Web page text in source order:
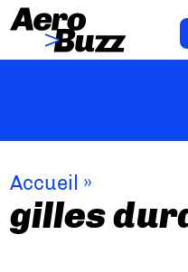
Accueil »
gilles